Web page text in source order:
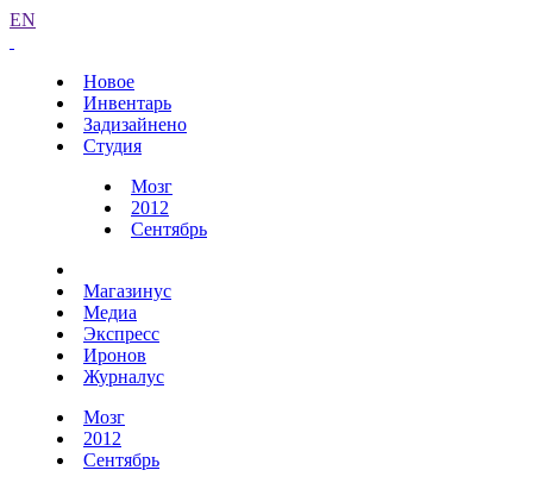
EN
Новое
Инвентарь
Задизайнено
Студия
Мозг
2012
Сентябрь
Магазинус
Медиа
Экспресс
Иронов
Журналус
Мозг
2012
Сентябрь